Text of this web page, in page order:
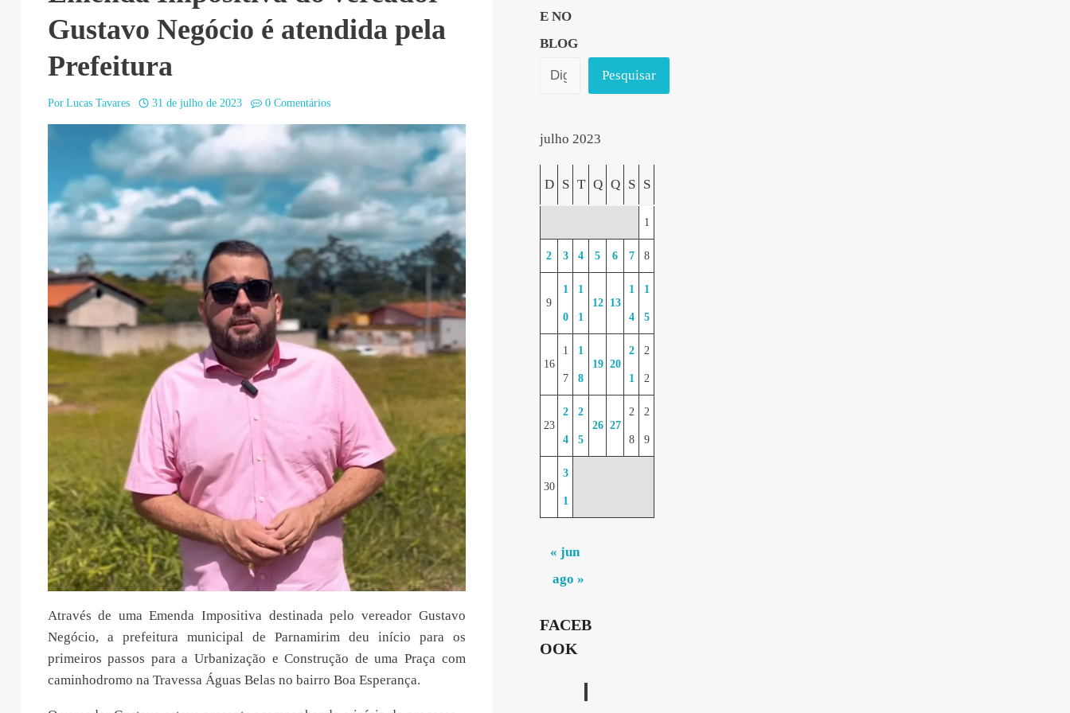
Gustavo Negócio é atendida pela
Prefeitura
Por Lucas Tavares 31 de julho de 2023 0 Comentários
Através de uma Emenda Impositiva destinada pelo vereador Gustavo
Negócio, a prefeitura municipal de Parnamirim deu início para os
primeiros passos para a Urbanização e Construção de uma Praça com
caminhodromo na Travessa Águas Belas no bairro Boa Esperança.
E NO
BLOG
Pesquisar
julho 2023
D S T Q Q S S
1
2 3 4 5 6 7 8
9
1
0
1
1
12 13
1
4
1
5
16
1
7
1
8
19 20
2
1
2
2
23
2
4
2
5
26 27
2
8
2
9
30
3
1
« jun
ago »
FACEB
OOK